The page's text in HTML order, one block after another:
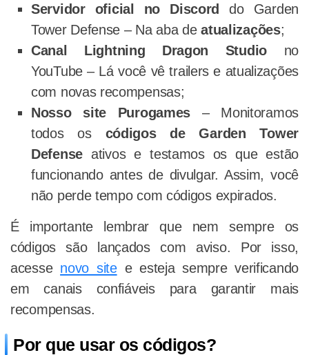
Servidor oficial no Discord
do Garden
Tower Defense – Na aba deatualizações;
Canal Lightning Dragon Studiono
YouTube – Lá você vê trailers e atualizações
com novas recompensas;
Nosso site Purogames – Monitoramos
todos os códigos de Garden Tower
Defenseativos e testamos os que estão
funcionando antes de divulgar. Assim, você
não perde tempo com códigos expirados.
É importante lembrar que nem sempre os
códigos são lançados com aviso. Por isso,
acesse novo sitee esteja sempre verificando
em canais confiáveis para garantir mais
recompensas.
Por que usar os códigos?